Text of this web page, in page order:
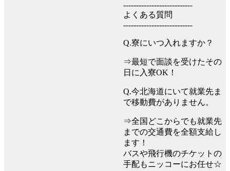
---------------------------
よくある質問
---------------------------
Q.寮にいつ入れますか？
⇒最短で面談を受けたその
日に入寮OK！
Q.今北海道にいて就業先ま
で移動費がありません。
⇒全国どこからでも就業先
までの交通費を全額支給し
ます！
バスや飛行機のチケットの
手配もニッコーにお任せ☆